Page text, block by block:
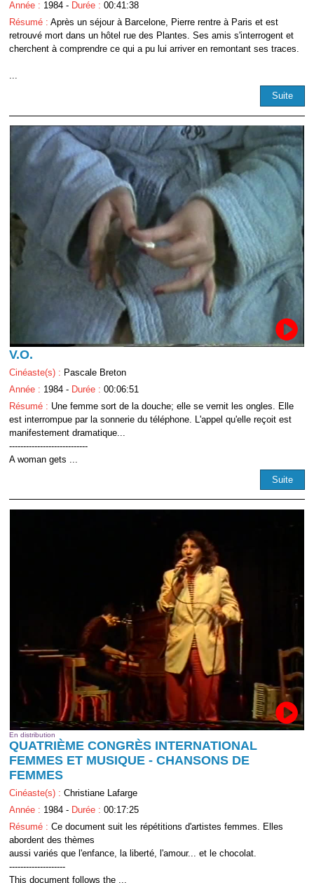
Année : 1984 - Durée : 00:41:38
Résumé : Après un séjour à Barcelone, Pierre rentre à Paris et est
retrouvé mort dans un hôtel rue des Plantes. Ses amis s'interrogent et
cherchent à comprendre ce qui a pu lui arriver en remontant ses traces.
Suite
V.O.
Cinéaste(s) : Pascale Breton
Année : 1984 - Durée : 00:06:51
Résumé : Une femme sort de la douche; elle se vernit les ongles. Elle
est interrompue par la sonnerie du téléphone. L'appel qu'elle reçoit est
manifestement dramatique...
----------------------------
A woman gets ...
Suite
En distribution
QUATRIÈME CONGRÈS INTERNATIONAL
FEMMES ET MUSIQUE - CHANSONS DE
FEMMES
Cinéaste(s) : Christiane Lafarge
Année : 1984 - Durée : 00:17:25
Résumé : Ce document suit les répétitions d'artistes femmes. Elles
abordent des thèmes
aussi variés que l'enfance, la liberté, l'amour... et le chocolat.
--------------------
This document follows the ...